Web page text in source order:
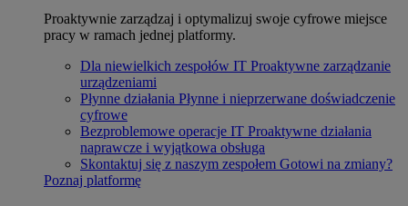
Proaktywnie zarządzaj i optymalizuj swoje cyfrowe miejsce
pracy w ramach jednej platformy.
Dla niewielkich zespołów IT Proaktywne zarządzanie
urządzeniami
Płynne działania Płynne i nieprzerwane doświadczenie
cyfrowe
Bezproblemowe operacje IT Proaktywne działania
naprawcze i wyjątkowa obsługa
Skontaktuj się z naszym zespołem Gotowi na zmiany?
Poznaj platformę